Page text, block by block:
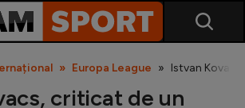
Europa League Istvan
criticat de un